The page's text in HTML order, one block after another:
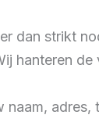
dan strikt
hanteren de
adres,